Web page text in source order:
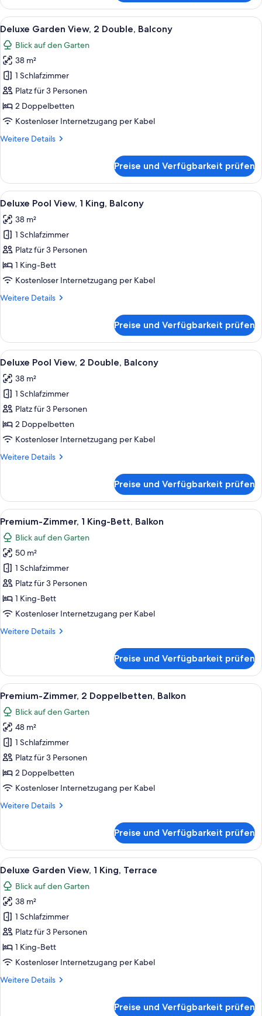
Garden
View,
1
King,
Balcony
Alle
Fotos
für
Deluxe
Garden
View,
2
Double,
anzeigen
Ein Hotelzimmer mit zwei Betten,
7
Deluxe Garden View, 2 Double, Balcony
Blick auf den Garten
38 m²
1 Schlafzimmer
Platz für 3 Personen
2 Doppelbetten
Kostenloser Internetzugang per Kabel
Weitere Details
Weitere
Garden
View,
2
Balcony
Preise und Verfügbarkeit prüfen
Alle
Fotos
für
Deluxe
Pool
View,
1
Balcony
Ein modernes Hotelzimmer mit
8
Deluxe Pool View, 1 King, Balcony
38 m²
1 Schlafzimmer
Platz für 3 Personen
1 King-Bett
Kostenloser Internetzugang per Kabel
Weitere Details
Weitere
Pool
View,
1
Balcony
Preise und Verfügbarkeit prüfen
Alle
Fotos
für
Deluxe
Pool
View,
2
Balcony
Ein Hotelzimmer mit zwei Betten,
7
Deluxe Pool View, 2 Double, Balcony
38 m²
1 Schlafzimmer
Platz für 3 Personen
2 Doppelbetten
Kostenloser Internetzugang per Kabel
Weitere Details
Weitere
Pool
View,
2
Double,
Balcony
Preise und Verfügbarkeit prüfen
Alle
Fotos
für
Premium-
Zimmer,
1 King-
Bett,
Balkon
Ein modernes Hotelzimmer mit
13
Premium-Zimmer, 1 King-Bett, Balkon
Blick auf den Garten
50 m²
1 Schlafzimmer
Platz für 3 Personen
1 King-Bett
Kostenloser Internetzugang per Kabel
Weitere Details
Weitere
Zimmer,
1 King-
Bett,
Balkon
Preise und Verfügbarkeit prüfen
Alle
Fotos
für
Premium-
Zimmer,
2 Doppelbetten,
Balkon
anzeigen
Ein modernes Hotelzimmer mit
13
Premium-Zimmer, 2 Doppelbetten, Balkon
Blick auf den Garten
48 m²
1 Schlafzimmer
Platz für 3 Personen
2 Doppelbetten
Kostenloser Internetzugang per Kabel
Weitere Details
Weitere
Zimmer,
2 Doppelbetten,
Balkon
Preise und Verfügbarkeit prüfen
Alle
Fotos
für
Deluxe
Garden
View,
1
King,
anzeigen
Ein modernes Hotelzimmer mit
8
Deluxe Garden View, 1 King, Terrace
Blick auf den Garten
38 m²
1 Schlafzimmer
Platz für 3 Personen
1 King-Bett
Kostenloser Internetzugang per Kabel
Weitere Details
Weitere
Preise und Verfügbarkeit prüfen